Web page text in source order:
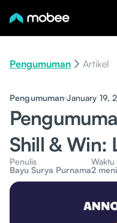
Pengumuman Artikel
Pengumuman January 19,
Shill & Win:
Penulis
Bayu Surya Purnama
Waktu
2